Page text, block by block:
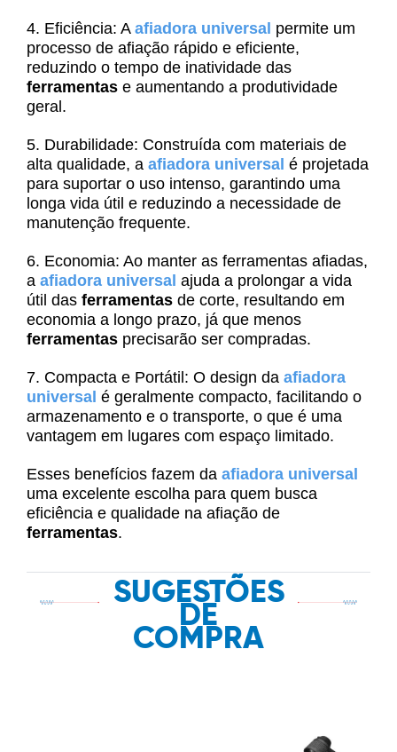
4. Eficiência: A afiadora universal permite um
processo de afiação rápido e eficiente,
reduzindo o tempo de inatividade das
ferramentas e aumentando a produtividade
geral.
5. Durabilidade: Construída com materiais de
alta qualidade, a afiadora universal é projetada
para suportar o uso intenso, garantindo uma
longa vida útil e reduzindo a necessidade de
manutenção frequente.
6. Economia: Ao manter as ferramentas afiadas,
a afiadora universal ajuda a prolongar a vida
útil das ferramentas de corte, resultando em
economia a longo prazo, já que menos
ferramentas precisarão ser compradas.
7. Compacta e Portátil: O design da afiadora
universal é geralmente compacto, facilitando o
armazenamento e o transporte, o que é uma
vantagem em lugares com espaço limitado.
Esses benefícios fazem da afiadora universal
uma excelente escolha para quem busca
eficiência e qualidade na afiação de
ferramentas.
SUGESTÕES
DE
COMPRA